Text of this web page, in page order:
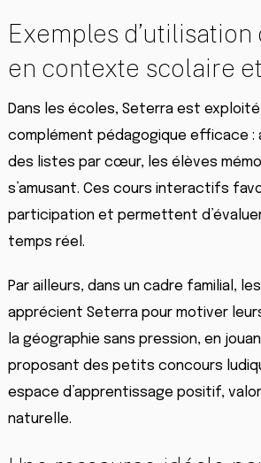
Exemples
en contexte scolaire
Dans les écoles, Seterra est
complément pédagogique efficace :
des listes par cœur, les élèves
s’amusant. Ces cours interactifs
participation et permettent
temps réel.
Par ailleurs, dans un cadre familial,
apprécient Seterra pour motiver
la géographie sans pression, en
proposant des petits concours
espace d’apprentissage positif,
naturelle.